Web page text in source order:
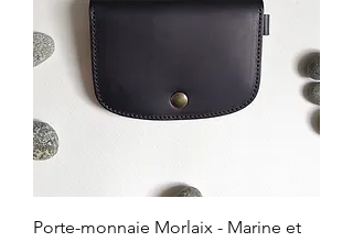
Porte-monnaie Morlaix - Marine et